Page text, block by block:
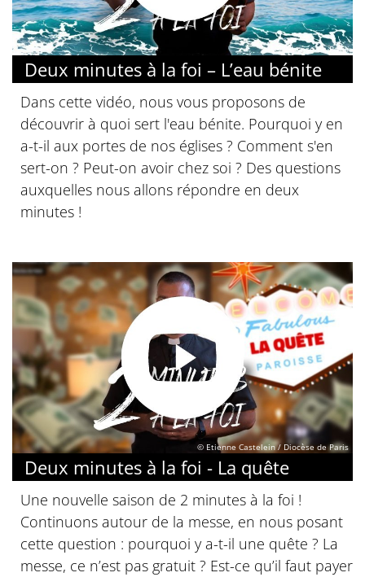
© Diocèse de Paris
Deux minutes à la foi – L’eau bénite
Dans cette vidéo, nous vous proposons de
découvrir à quoi sert l'eau bénite. Pourquoi y en
a-t-il aux portes de nos églises ? Comment s'en
sert-on ? Peut-on avoir chez soi ? Des questions
auxquelles nous allons répondre en deux
minutes !
© Etienne Castelein / Diocèse de Paris
Deux minutes à la foi - La quête
Une nouvelle saison de 2 minutes à la foi !
Continuons autour de la messe, en nous posant
cette question : pourquoi y a-t-il une quête ? La
messe, ce n’est pas gratuit ? Est-ce qu’il faut payer